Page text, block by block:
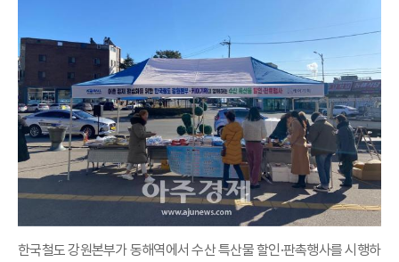
한국철도 강원본부가 동해역에서 수산 특산물 할인·판촉행사를 시행하